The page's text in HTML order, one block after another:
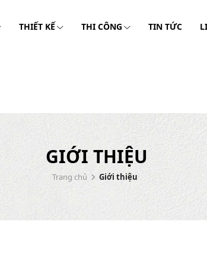
THIẾT KẾ THI CÔNG TIN TỨC
GIỚI THIỆU
Trang chủ Giới thiệu